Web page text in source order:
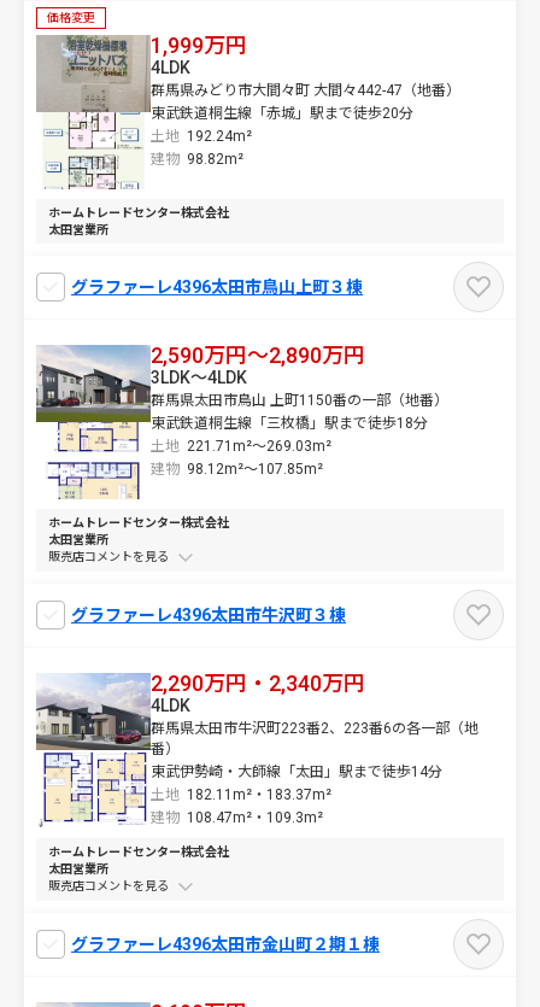
価格変更
1,999万円
群馬県みどり市大間々町 大間々442-47（地番）
東武鉄道桐生線「赤城」駅まで徒歩20分
土地 192.24m²
4LDK
建物 98.82m²
ホームトレードセンター株式会社
太田営業所
グラファーレ4396太田市鳥山上町３棟
2,590万円～2,890万円
群馬県太田市鳥山 上町1150番の一部（地番）
東武鉄道桐生線「三枚橋」駅まで徒歩18分
土地 221.71m²～269.03m²
3LDK～4LDK
建物 98.12m²～107.85m²
ホームトレードセンター株式会社
太田営業所
販売店コメントを
グラファーレ4396太田市牛沢町３棟
2,290万円・2,340万円
群馬県太田市牛沢町223番2、223番6の各一部（地
番）
東武伊勢崎・大師線「太田」駅まで徒歩14分
土地 182.11m²・ 183.37m²
4LDK
建物 108.47m²・ 109.3m²
ホームトレードセンター株式会社
太田営業所
販売店コメントを
グラファーレ4396太田市金山町２期１棟